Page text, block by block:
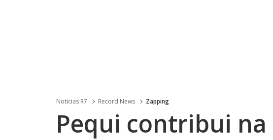
Noticias R7 Record News Zapping
Pequi contribui